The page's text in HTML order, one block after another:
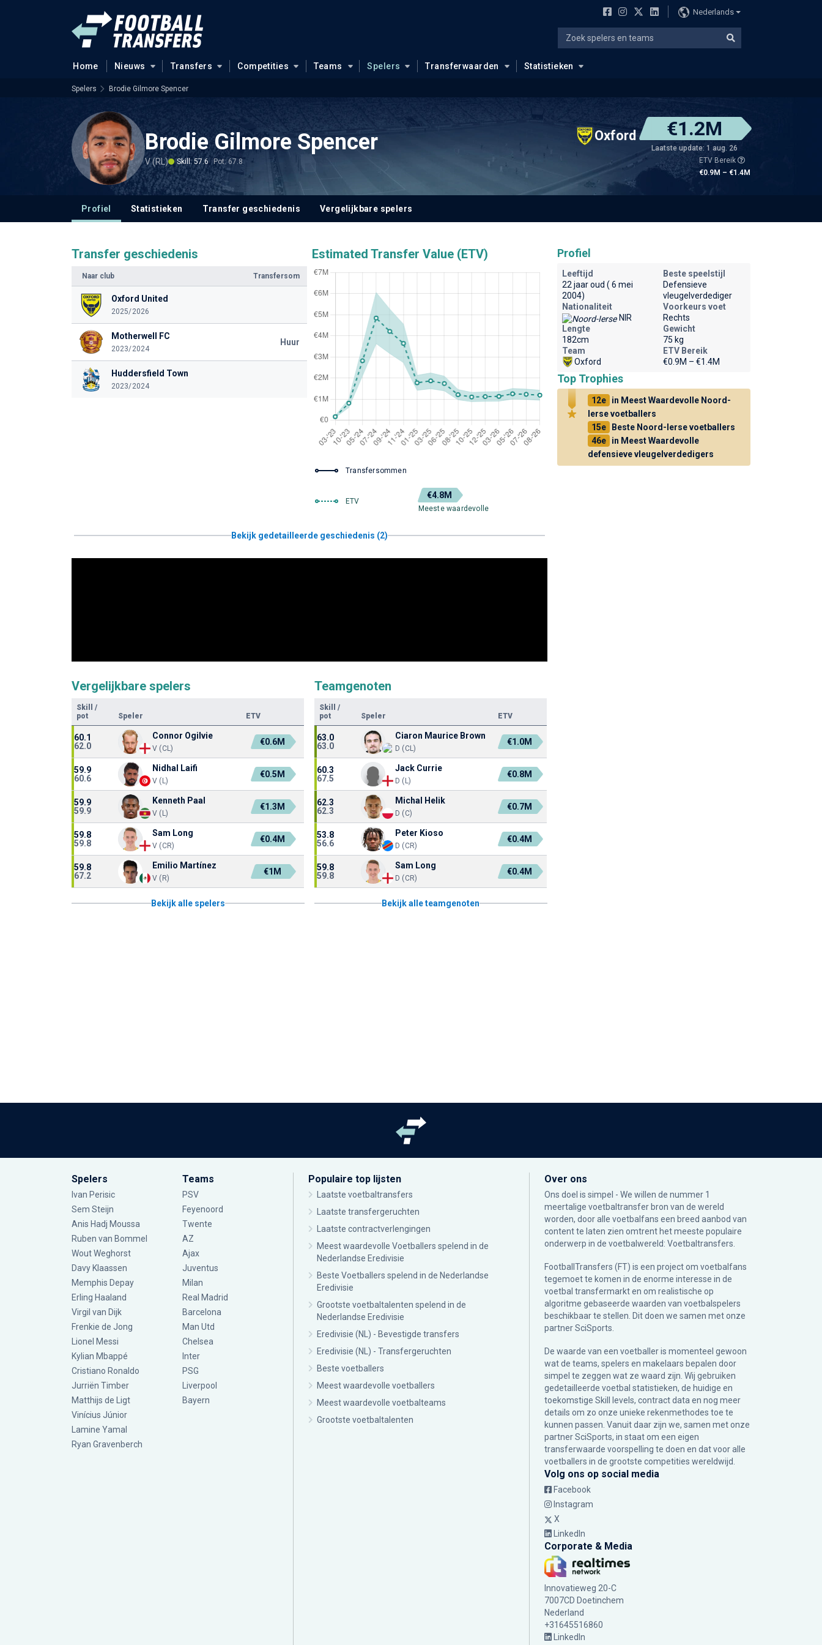
Nederlands
Home Nieuws Transfers Competities Teams Spelers Transferwaarden Statistieken
Spelers Brodie Gilmore Spencer
Brodie Gilmore Spencer
V (RL) Skill: 57.6 Pot: 67.8
Oxford €1.2M
Laatste update: 1 aug. 26
ETV Bereik
€0.9M – €1.4M
Profiel Statistieken Transfer geschiedenis Vergelijkbare spelers
Transfer geschiedenis
Naar club Transfersom
Oxford United
2025/2026
Motherwell FC
2023/2024
Huur
Huddersfield Town
2023/2024
Estimated Transfer Value (ETV)
Transfersommen
ETV
€4.8M
Meeste waardevolle
Bekijk gedetailleerde geschiedenis (2)
Vergelijkbare spelers
Skill
/
pot
Speler ETV
60.1
62.0
Connor Ogilvie
V (CL)
€0.6M
59.9
60.6
Nidhal Laifi
V (L)
€0.5M
59.9
59.9
Kenneth Paal
V (L)
€1.3M
59.8
59.8
Sam Long
V (CR)
€0.4M
59.8
67.2
Emilio Martínez
V (R)
€1M
Bekijk alle spelers
Teamgenoten
Skill
/
pot
Speler ETV
63.0
63.0
Ciaron Maurice Brown
D (CL)
€1.0M
60.3
67.5
Jack Currie
D (L)
€0.8M
62.3
62.3
Michal Helik
D (C)
€0.7M
53.8
56.6
Peter Kioso
D (CR)
€0.4M
59.8
59.8
Sam Long
D (CR)
€0.4M
Bekijk alle teamgenoten
Profiel
Leeftijd
22 jaar oud ( 6 mei
2004)
Beste speelstijl
Defensieve
vleugelverdediger
Nationaliteit
NIR
Voorkeurs voet
Rechts
Lengte
182cm
Gewicht
75 kg
Team
Oxford
ETV Bereik
€0.9M – €1.4M
Top Trophies
12e
in Meest Waardevolle Noord-
Ierse voetballers
15e
Beste Noord-Ierse voetballers
46e
in Meest Waardevolle
defensieve vleugelverdedigers
Spelers
Ivan Perisic
Sem Steijn
Anis Hadj Moussa
Ruben van Bommel
Wout Weghorst
Davy Klaassen
Memphis Depay
Erling Haaland
Virgil van Dijk
Frenkie de Jong
Lionel Messi
Kylian Mbappé
Cristiano Ronaldo
Jurriën Timber
Matthijs de Ligt
Vinícius Júnior
Lamine Yamal
Ryan Gravenberch
Teams
PSV
Feyenoord
Twente
AZ
Ajax
Juventus
Milan
Real Madrid
Barcelona
Man Utd
Chelsea
Inter
PSG
Liverpool
Bayern
Populaire top lijsten
Laatste voetbaltransfers
Laatste transfergeruchten
Laatste contractverlengingen
Meest waardevolle Voetballers spelend in de
Nederlandse Eredivisie
Beste Voetballers spelend in de Nederlandse
Eredivisie
Grootste voetbaltalenten spelend in de
Nederlandse Eredivisie
Eredivisie (NL) - Bevestigde transfers
Eredivisie (NL) - Transfergeruchten
Beste voetballers
Meest waardevolle voetballers
Meest waardevolle voetbalteams
Grootste voetbaltalenten
Over ons
Ons doel is simpel - We willen de nummer 1
meertalige voetbaltransfer bron van de wereld
worden, door alle voetbalfans een breed aanbod van
content te laten zien omtrent het meeste populaire
onderwerp in de voetbalwereld: Voetbaltransfers.
FootballTransfers (FT) is een project om voetbalfans
tegemoet te komen in de enorme interesse in de
voetbal transfermarkt en om realistische op
algoritme gebaseerde waarden van voetbalspelers
beschikbaar te stellen. Dit doen we samen met onze
partnerSciSports
De waarde van een voetballer is momenteel gewoon
wat de teams, spelers en makelaars bepalen door
simpel te zeggen wat ze waard zijn. Wij gebruiken
gedetailleerde voetbal statistieken, de huidige en
toekomstige Skill levels, contract data en nog meer
details om zo onze unieke rekenmethodes toe te
kunnen passen. Vanuit daar zijn we, samen met onze
partner SciSports, in staat om een eigen
transferwaarde voorspelling te doen en dat voor alle
voetballers in de grootste competities wereldwijd.
Volg ons op social media
Facebook
Instagram
X
LinkedIn
Corporate & Media
Innovatieweg 20-C
7007CD Doetinchem
Nederland
+31645516860
LinkedIn